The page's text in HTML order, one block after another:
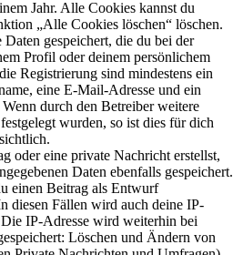
Jahr. Alle Cookies kannst du
„Alle Cookies löschen“ löschen.
gespeichert, die du bei der
Profil oder deinem persönlichem
Registrierung sind mindestens ein
eine E-Mail-Adresse und ein
durch den Betreiber weitere
wurden, so ist dies für dich
oder eine private Nachricht erstellst,
Daten ebenfalls gespeichert.
einen Beitrag als Entwurf
diesen Fällen wird auch deine IP-
Die IP-Adresse wird weiterhin bei
Löschen und Ändern von